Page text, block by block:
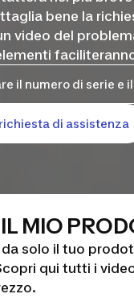
bene la
video del
il numero di serie e
richiesta di assistenza
MIO
da solo il tuo
qui tutti i